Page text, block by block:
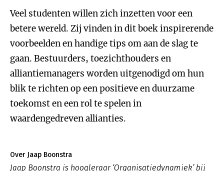
Veel studenten willen zich inzetten voor een
betere wereld. Zij vinden in dit boek inspirerende
voorbeelden en handige tips om aan de slag te
gaan. Bestuurders, toezichthouders en
alliantiemanagers worden uitgenodigd om hun
blik te richten op een positieve en duurzame
toekomst en een rol te spelen in
waardengedreven allianties.
Over Jaap Boonstra
Jaap Boonstra is hoogleraar ‘Organisatiedynamiek’ bij